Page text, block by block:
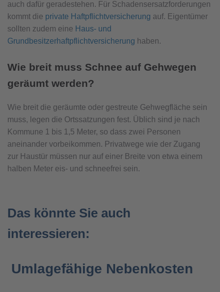
auch dafür geradestehen. Für Schadensersatzforderungen
kommt die private Haftpflichtversicherung auf. Eigentümer
sollten zudem eine Haus- und
Grundbesitzerhaftpflichtversicherung haben.
Wie breit muss Schnee auf Gehwegen
geräumt werden?
Wie breit die geräumte oder gestreute Gehwegfläche sein
muss, legen die Ortssatzungen fest. Üblich sind je nach
Kommune 1 bis 1,5 Meter, so dass zwei Personen
aneinander vorbeikommen. Privatwege wie der Zugang
zur Haustür müssen nur auf einer Breite von etwa einem
halben Meter eis- und schneefrei sein.
Das könnte Sie auch
interessieren:
Umlagefähige Nebenkosten